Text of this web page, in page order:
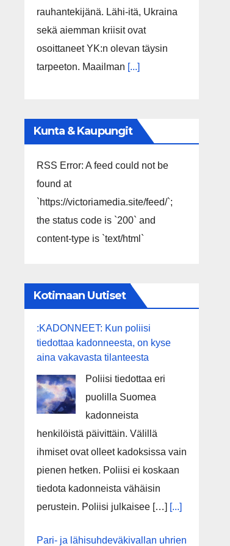
rauhantekijänä. Lähi-itä, Ukraina
sekä aiemman kriisit ovat
osoittaneet YK:n olevan täysin
tarpeeton. Maailman [...]
Kunta & Kaupungit
RSS Error: A feed could not be
found at
`https://victoriamedia.site/feed/`;
the status code is `200` and
content-type is `text/html`
Kotimaan Uutiset
:KADONNEET: Kun poliisi
tiedottaa kadonneesta, on kyse
aina vakavasta tilanteesta
Poliisi tiedottaa eri
puolilla Suomea
kadonneista
henkilöistä päivittäin. Välillä
ihmiset ovat olleet kadoksissa vain
pienen hetken. Poliisi ei koskaan
tiedota kadonneista vähäisin
perustein. Poliisi julkaisee […] [...]
Pari- ja lähisuhdeväkivallan uhrien